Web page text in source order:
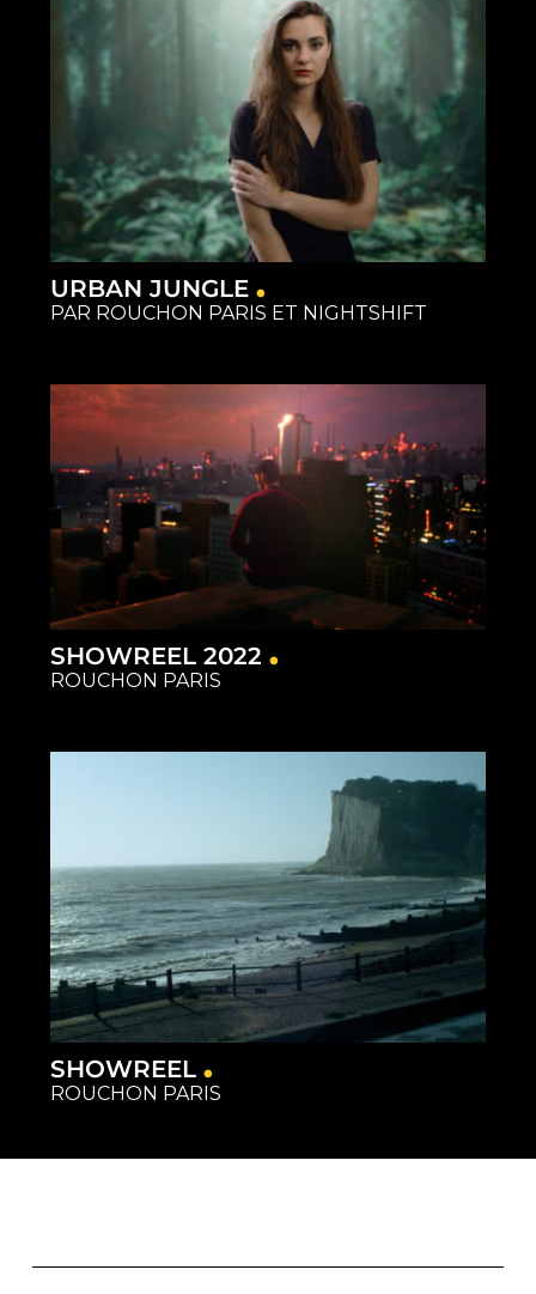
URBAN JUNGLE
PAR ROUCHON PARIS ET NIGHTSHIFT
Capture Matériel Restauration Studios
SHOWREEL 2022
ROUCHON PARIS
SHOWREEL
ROUCHON PARIS